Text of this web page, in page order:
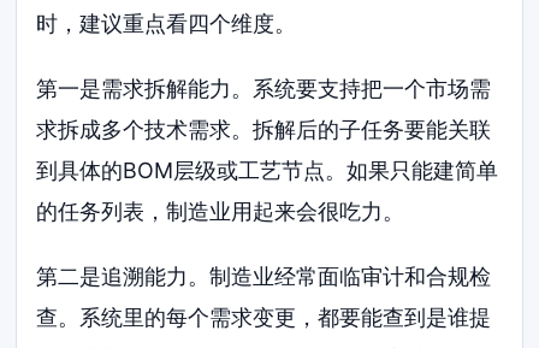
时，建议重点看四个维度。
第一是需求拆解能力。系统要支持把一个市场需
求拆成多个技术需求。拆解后的子任务要能关联
到具体的BOM层级或工艺节点。如果只能建简单
的任务列表，制造业用起来会很吃力。
第二是追溯能力。制造业经常面临审计和合规检
查。系统里的每个需求变更，都要能查到是谁提